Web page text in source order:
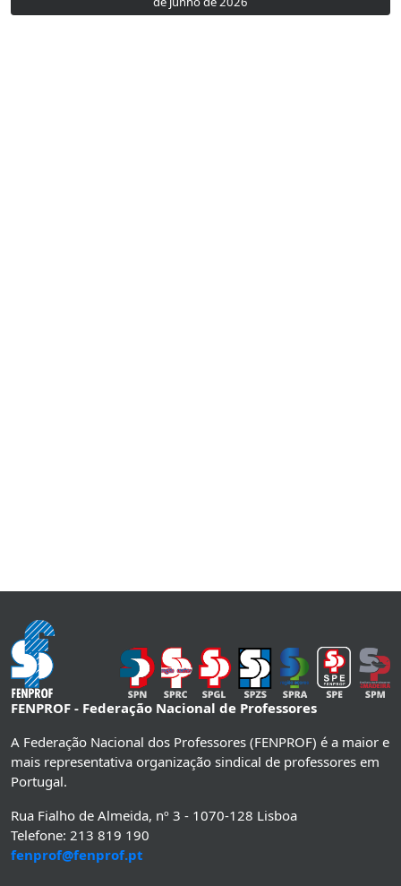
FENPROF - Federação Nacional de Professores
A Federação Nacional dos Professores (FENPROF) é a maior e
mais representativa organização sindical de professores em
Portugal.
Rua Fialho de Almeida, nº 3 - 1070-128 Lisboa
Telefone: 213 819 190
fenprof@fenprof.pt